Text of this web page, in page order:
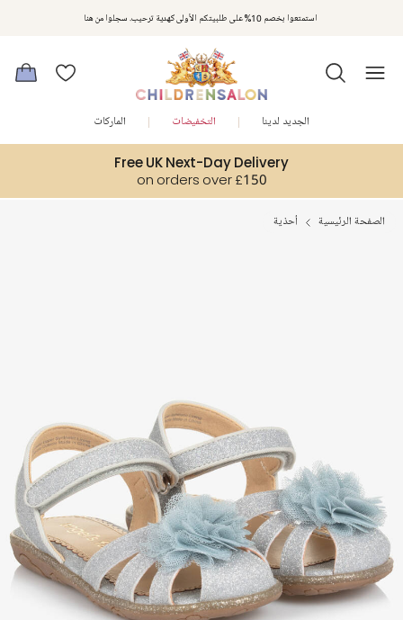
استمتعوا بخصم 10% على طلبيتكم الأولى كهدية ترحيب. سجلوا من هنا
Free UK Next-Day Delivery
on orders over £150
الجديد لدينا التخفيضات الماركات
الصفحة الرئيسية أحذية